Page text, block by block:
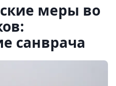
меры во
санврача